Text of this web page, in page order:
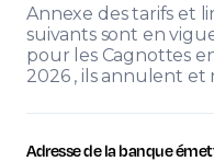
Annexe des tarifs et
suivants sont en
pour les Cagnottes
2026 , ils annulent
Adresse de la banque